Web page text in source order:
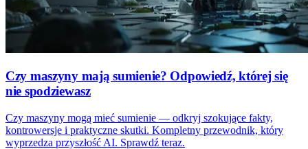
Czy maszyny mają sumienie? Odpowiedź, której się
nie spodziewasz
Czy maszyny mogą mieć sumienie — odkryj szokujące fakty,
kontrowersje i praktyczne skutki. Kompletny przewodnik, który
wyprzedza przyszłość AI. Sprawdź teraz.